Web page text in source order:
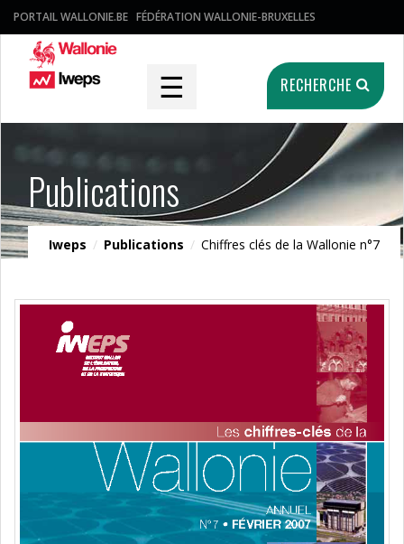
PORTAIL WALLONIE.BE FÉDÉRATION WALLONIE-BRUXELLES
☰ RECHERCHE
Publications
Iweps / Publications / Chiffres clés de la Wallonie n°7